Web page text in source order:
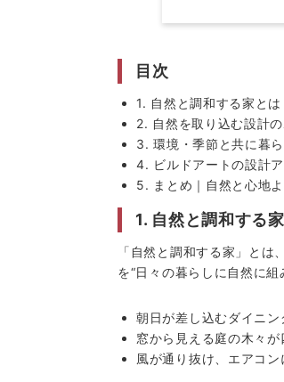
目次
1. 自然と調和する家とは
2. 自然を取り込む設計の
3. 環境・季節と共に暮
4. ビルドアートの設計
5. まとめ｜自然と心地
1. 自然と調和する
「自然と調和する家」と
を“日々の暮らしに自然に組
朝日が差し込むダイニン
窓から見える庭の木々
風が通り抜け、エアコ